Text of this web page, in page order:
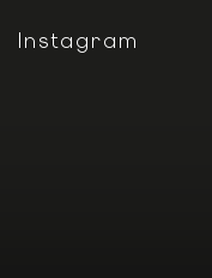
Instagram